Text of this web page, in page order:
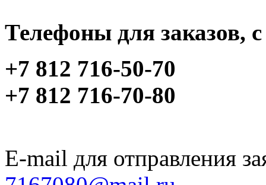
Телефоны для заказов,
+7 812 716-50-70
+7 812 716-70-80
E-mail для отправления